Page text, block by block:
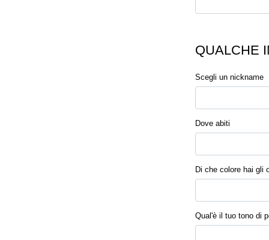
QUALCHE
Scegli un nickname
Dove abiti
Di che colore hai gli
Qual'è il tuo tono di